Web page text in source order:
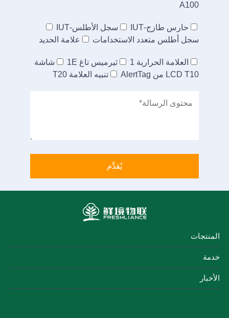
A100
حارس طازج-IUT
سجل الأطلس-IUT
سجل أطلس متعدد الاستخدامات
علامة الحديد
العلامة الحرارية 1 ثيرميس تاغ 1E
شاشة
LCD T10 من AlertTag
تنبيه العلامة T20
المنتجات
خدمة
الأخبار